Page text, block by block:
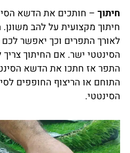
חיתוך – חותכים את הדשא
חיתוך מקצועית על להב
לאורך התפרים וכך יאפשר
הסינטטי ישר. אם החיתוך צריך
התפר אז חתכו את הדשא
התוחם או הריצוף החופפים
הסינטטי.